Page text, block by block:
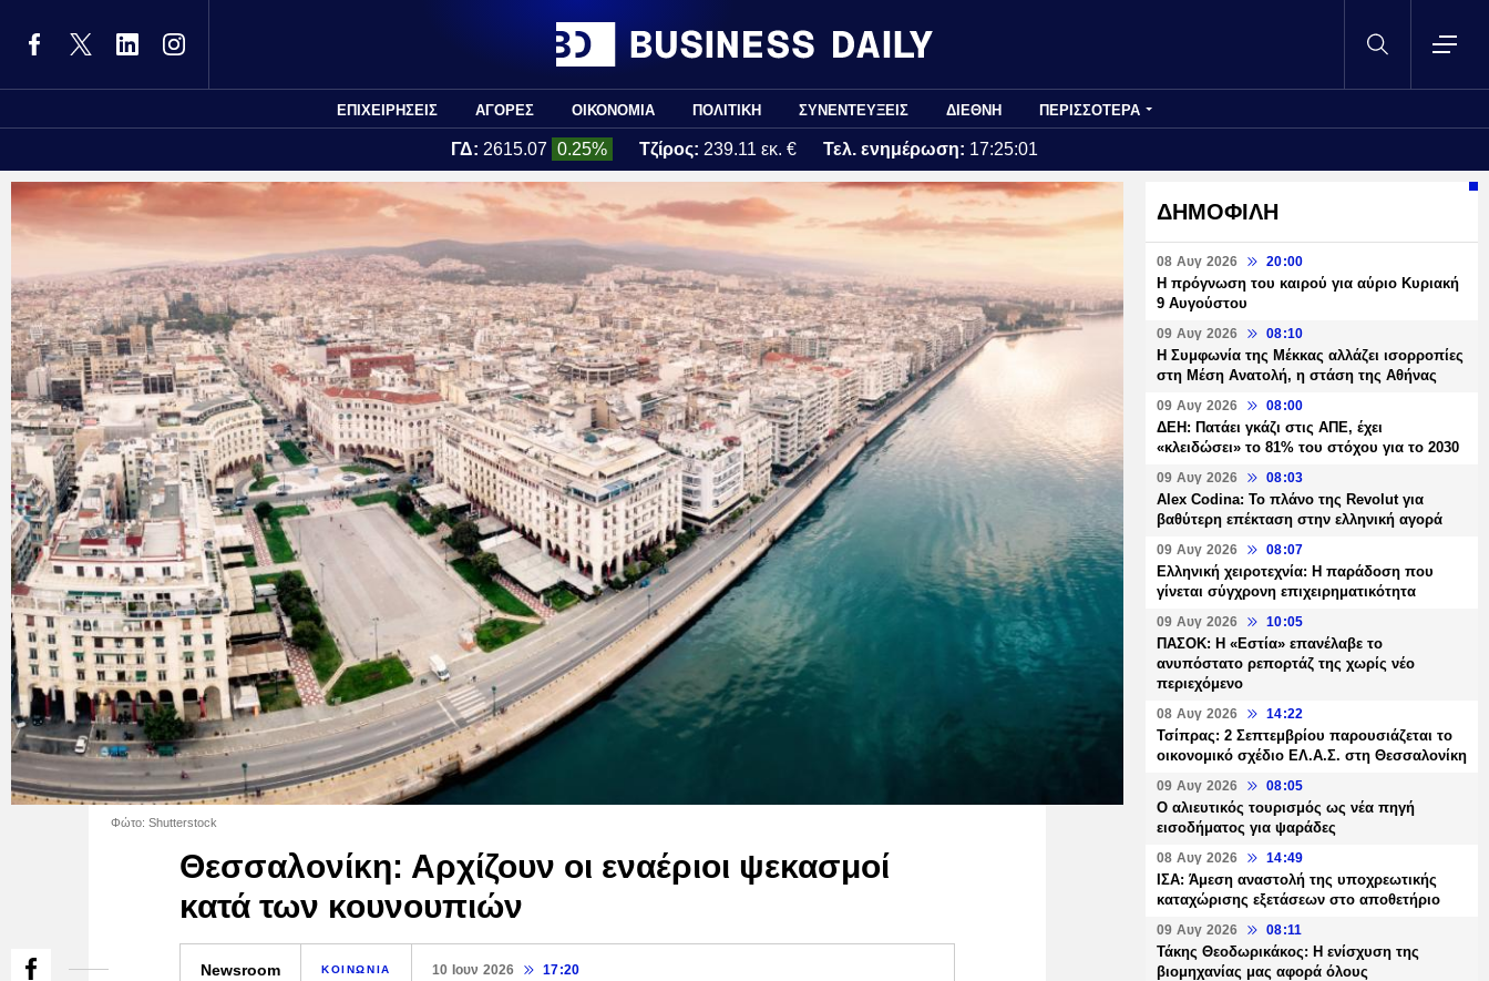
ΕΠΙΧΕΙΡΗΣΕΙΣ ΑΓΟΡΕΣ ΟΙΚΟΝΟΜΙΑ ΠΟΛΙΤΙΚΗ ΣΥΝΕΝΤΕΥΞΕΙΣ ΔΙΕΘΝΗ ΠΕΡΙΣΣΟΤΕΡΑ
ΓΔ: 2615.07 0.25% Τζίρος: 239.11 εκ. € Τελ. ενημέρωση: 17:25:01
Φώτο: Shutterstock
Θεσσαλονίκη: Αρχίζουν οι εναέριοι ψεκασμοί
κατά των κουνουπιών
Newsroom ΚΟΙΝΩΝΙΑ 10 Ιουν 2026 17:20
ΔΗΜΟΦΙΛΗ
08 Αυγ 2026 20:00
Η πρόγνωση του καιρού για αύριο Κυριακή
9 Αυγούστου
09 Αυγ 2026 08:10
Η Συμφωνία της Μέκκας αλλάζει ισορροπίες
στη Μέση Ανατολή, η στάση της Αθήνας
09 Αυγ 2026 08:00
ΔΕΗ: Πατάει γκάζι στις ΑΠΕ, έχει
«κλειδώσει» το 81% του στόχου για το 2030
09 Αυγ 2026 08:03
Alex Codina: Το πλάνο της Revolut για
βαθύτερη επέκταση στην ελληνική αγορά
09 Αυγ 2026 08:07
Ελληνική χειροτεχνία: Η παράδοση που
γίνεται σύγχρονη επιχειρηματικότητα
09 Αυγ 2026 10:05
ΠΑΣΟΚ: Η «Εστία» επανέλαβε το
ανυπόστατο ρεπορτάζ της χωρίς νέο
περιεχόμενο
08 Αυγ 2026 14:22
Τσίπρας: 2 Σεπτεμβρίου παρουσιάζεται το
οικονομικό σχέδιο ΕΛ.Α.Σ. στη Θεσσαλονίκη
09 Αυγ 2026 08:05
Ο αλιευτικός τουρισμός ως νέα πηγή
εισοδήματος για ψαράδες
08 Αυγ 2026 14:49
ΙΣΑ: Άμεση αναστολή της υποχρεωτικής
καταχώρισης εξετάσεων στο αποθετήριο
09 Αυγ 2026 08:11
Τάκης Θεοδωρικάκος: Η ενίσχυση της
βιομηχανίας μας αφορά όλους